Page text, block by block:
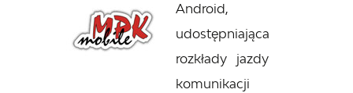
Android,
udostępniająca
rozkłady jazdy
komunikacji